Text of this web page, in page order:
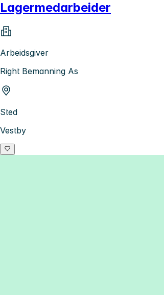
Lagermedarbeider
Arbeidsgiver
Right Bemanning As
Sted
Vestby